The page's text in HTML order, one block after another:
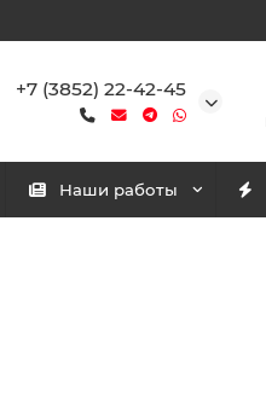
+7 (3852) 22-42-45
Наши работы